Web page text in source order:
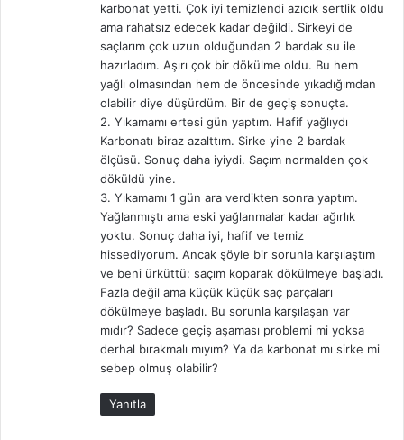
karbonat yetti. Çok iyi temizlendi azıcık sertlik oldu
ama rahatsız edecek kadar değildi. Sirkeyi de
saçlarım çok uzun olduğundan 2 bardak su ile
hazırladım. Aşırı çok bir dökülme oldu. Bu hem
yağlı olmasından hem de öncesinde yıkadığımdan
olabilir diye düşürdüm. Bir de geçiş sonuçta.
2. Yıkamamı ertesi gün yaptım. Hafif yağlıydı
Karbonatı biraz azalttım. Sirke yine 2 bardak
ölçüsü. Sonuç daha iyiydi. Saçım normalden çok
döküldü yine.
3. Yıkamamı 1 gün ara verdikten sonra yaptım.
Yağlanmıştı ama eski yağlanmalar kadar ağırlık
yoktu. Sonuç daha iyi, hafif ve temiz
hissediyorum. Ancak şöyle bir sorunla karşılaştım
ve beni ürküttü: saçım koparak dökülmeye başladı.
Fazla değil ama küçük küçük saç parçaları
dökülmeye başladı. Bu sorunla karşılaşan var
mıdır? Sadece geçiş aşaması problemi mi yoksa
derhal bırakmalı mıyım? Ya da karbonat mı sirke mi
sebep olmuş olabilir?
Yanıtla